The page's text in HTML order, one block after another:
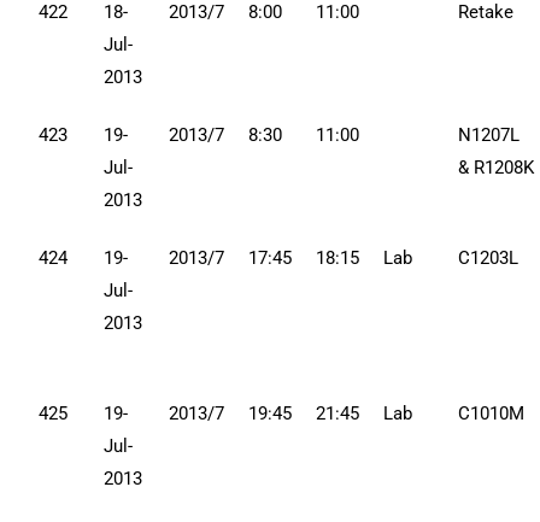
422
18-
Jul-
2013
2013/7 8:00 11:00 Retake
423
19-
Jul-
2013
2013/7 8:30 11:00
N1207L
& R1208K
424
19-
Jul-
2013
2013/7 17:45 18:15 Lab C1203L
425
19-
Jul-
2013
2013/7 19:45 21:45 Lab C1010M